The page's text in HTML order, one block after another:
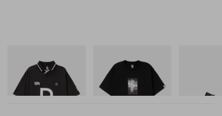
Billionaire Boys Club X Initial
D Game Shirt
쇼핑하기
BILLIONAIRE BOYS CLUB X
INITIAL D COTTON T-SHIRT
쇼핑하기